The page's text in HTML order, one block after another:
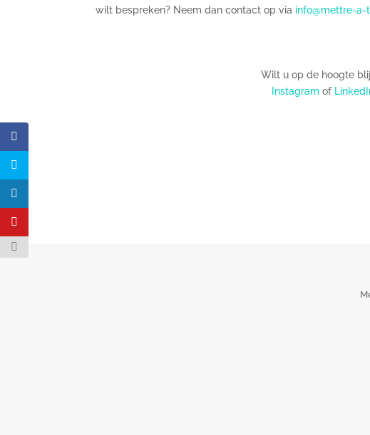
wilt bespreken? Neem dan contact op via info@mettre-a-
Wilt u op de hoogte
Instagram of